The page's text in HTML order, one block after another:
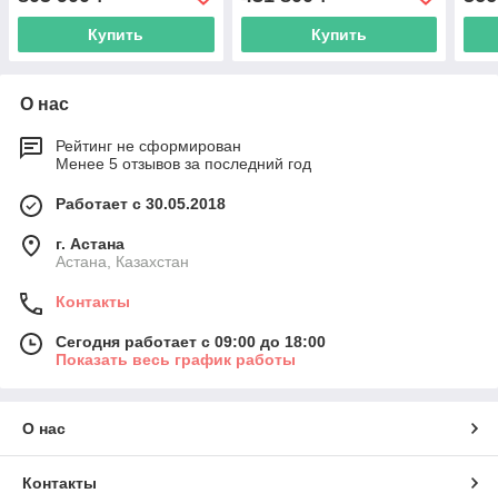
Купить Купить
О нас
Рейтинг не сформирован
Менее 5 отзывов за последний год
Работает с 30.05.2018
г. Астана
Астана, Казахстан
Контакты
Сегодня работает с 09:00 до 18:00
Показать весь график работы
О нас
Контакты